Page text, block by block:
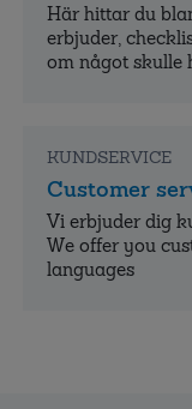
Här hittar du
erbjuder,
om något skulle
KUNDSERVICE
Customer
Vi erbjuder dig
We offer you
languages